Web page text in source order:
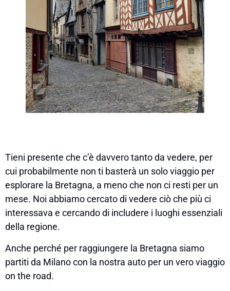
Tieni presente che c’è davvero tanto da vedere, per
cui probabilmente non ti basterà un solo viaggio per
esplorare la Bretagna, a meno che non ci resti per un
mese. Noi abbiamo cercato di vedere ciò che più ci
interessava e cercando di includere i luoghi essenziali
della regione.
Anche perché per raggiungere la Bretagna siamo
partiti da Milano con la nostra auto per un vero viaggio
on the road.